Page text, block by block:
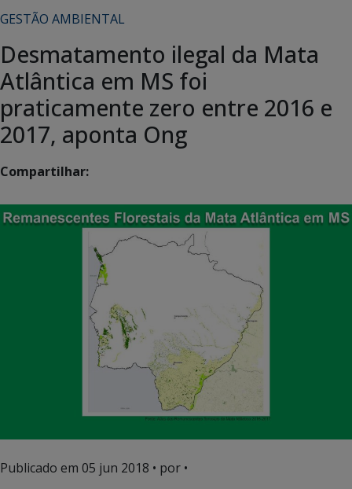
GESTÃO AMBIENTAL
Desmatamento ilegal da Mata
Atlântica em MS foi
praticamente zero entre 2016 e
2017, aponta Ong
Compartilhar:
Publicado em 05 jun 2018 • por •